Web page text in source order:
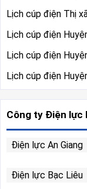
Lịch cúp điện Thị
Lịch cúp điện
Lịch cúp điện
Lịch cúp điện
Công ty Điện lực
Điện lực An Giang
Điện lực Bạc Liêu